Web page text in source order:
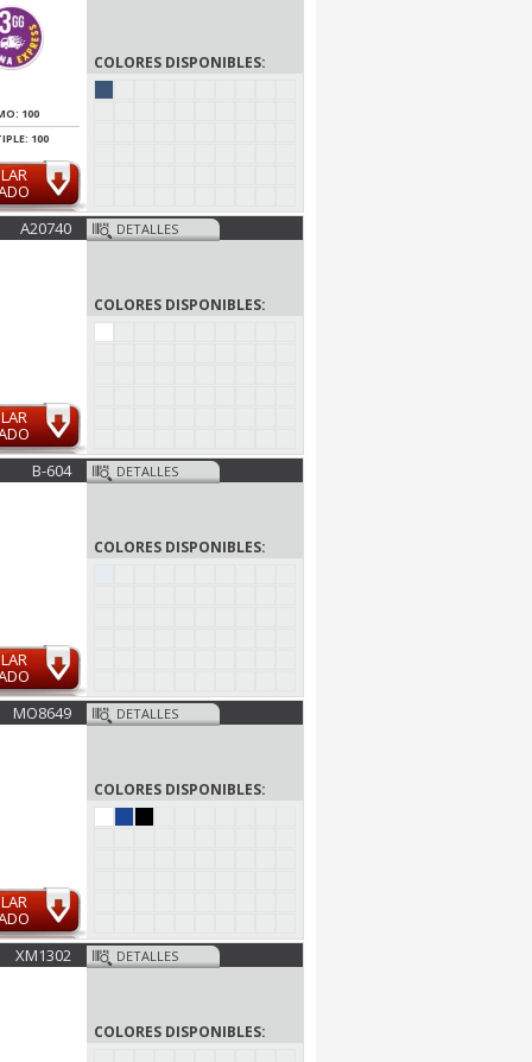
100
100
COLORES DISPONIBLES:
A20740 DETALLES
COLORES DISPONIBLES:
B-604 DETALLES
COLORES DISPONIBLES:
MO8649 DETALLES
COLORES DISPONIBLES:
XM1302 DETALLES
COLORES DISPONIBLES: